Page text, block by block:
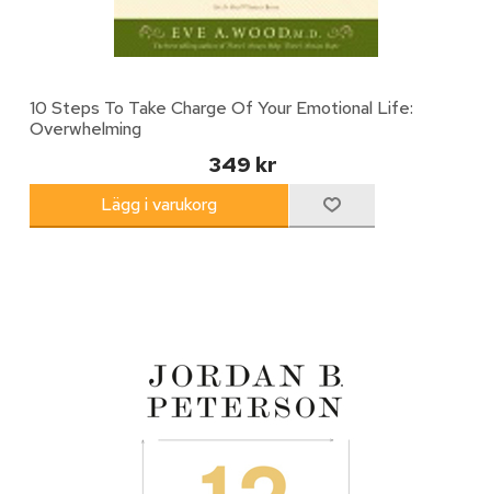
10 Steps To Take Charge Of Your Emotional Life:
Overwhelming
349 kr